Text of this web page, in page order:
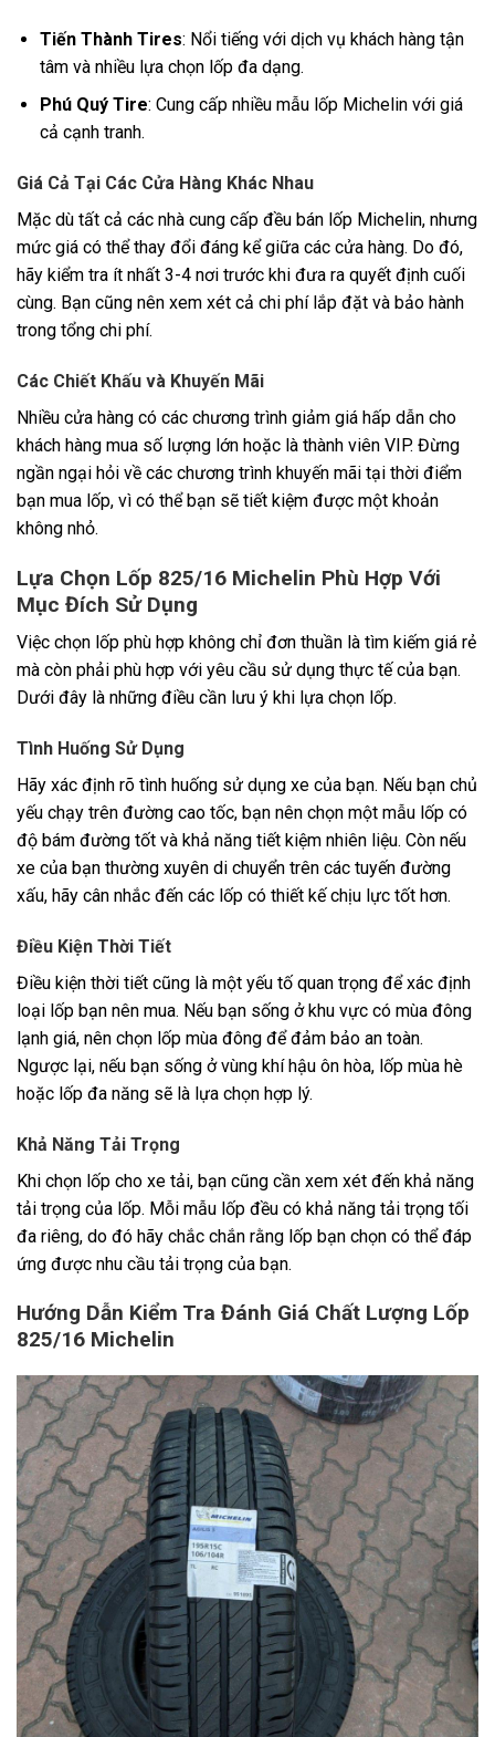
Tiến Thành Tires: Nổi tiếng với dịch vụ khách hàng tận
tâm và nhiều lựa chọn lốp đa dạng.
Phú Quý Tire: Cung cấp nhiều mẫu lốp Michelin với giá
cả cạnh tranh.
Giá Cả Tại Các Cửa Hàng Khác Nhau
Mặc dù tất cả các nhà cung cấp đều bán lốp Michelin, nhưng
mức giá có thể thay đổi đáng kể giữa các cửa hàng. Do đó,
hãy kiểm tra ít nhất 3-4 nơi trước khi đưa ra quyết định cuối
cùng. Bạn cũng nên xem xét cả chi phí lắp đặt và bảo hành
trong tổng chi phí.
Các Chiết Khấu và Khuyến Mãi
Nhiều cửa hàng có các chương trình giảm giá hấp dẫn cho
khách hàng mua số lượng lớn hoặc là thành viên VIP. Đừng
ngần ngại hỏi về các chương trình khuyến mãi tại thời điểm
bạn mua lốp, vì có thể bạn sẽ tiết kiệm được một khoản
không nhỏ.
Lựa Chọn Lốp 825/16 Michelin Phù Hợp Với
Mục Đích Sử Dụng
Việc chọn lốp phù hợp không chỉ đơn thuần là tìm kiếm giá rẻ
mà còn phải phù hợp với yêu cầu sử dụng thực tế của bạn.
Dưới đây là những điều cần lưu ý khi lựa chọn lốp.
Tình Huống Sử Dụng
Hãy xác định rõ tình huống sử dụng xe của bạn. Nếu bạn chủ
yếu chạy trên đường cao tốc, bạn nên chọn một mẫu lốp có
độ bám đường tốt và khả năng tiết kiệm nhiên liệu. Còn nếu
xe của bạn thường xuyên di chuyển trên các tuyến đường
xấu, hãy cân nhắc đến các lốp có thiết kế chịu lực tốt hơn.
Điều Kiện Thời Tiết
Điều kiện thời tiết cũng là một yếu tố quan trọng để xác định
loại lốp bạn nên mua. Nếu bạn sống ở khu vực có mùa đông
lạnh giá, nên chọn lốp mùa đông để đảm bảo an toàn.
Ngược lại, nếu bạn sống ở vùng khí hậu ôn hòa, lốp mùa hè
hoặc lốp đa năng sẽ là lựa chọn hợp lý.
Khả Năng Tải Trọng
Khi chọn lốp cho xe tải, bạn cũng cần xem xét đến khả năng
tải trọng của lốp. Mỗi mẫu lốp đều có khả năng tải trọng tối
đa riêng, do đó hãy chắc chắn rằng lốp bạn chọn có thể đáp
ứng được nhu cầu tải trọng của bạn.
Hướng Dẫn Kiểm Tra Đánh Giá Chất Lượng Lốp
825/16 Michelin